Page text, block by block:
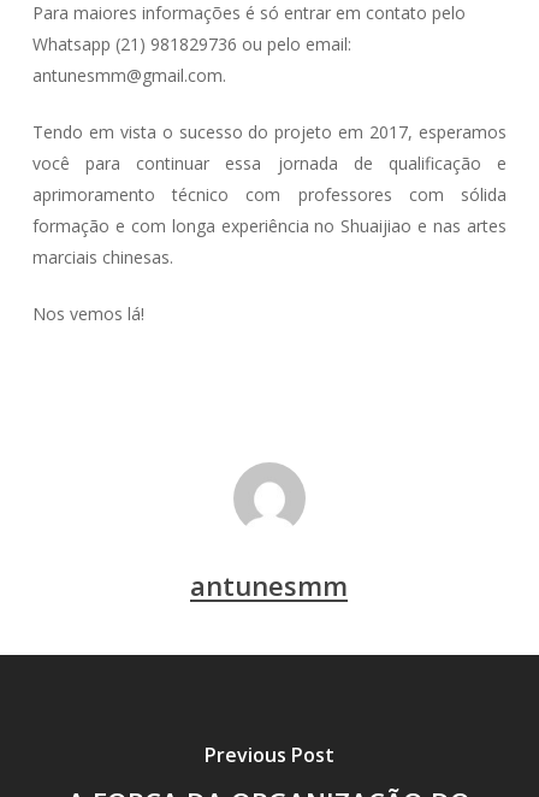
Para maiores informações é só entrar em contato pelo
Whatsapp (21) 981829736 ou pelo email:
antunesmm@gmail.com.
Tendo em vista o sucesso do projeto em 2017, esperamos
você para continuar essa jornada de qualificação e
aprimoramento técnico com professores com sólida
formação e com longa experiência no Shuaijiao e nas artes
marciais chinesas.
Nos vemos lá!
antunesmm
Previous Post